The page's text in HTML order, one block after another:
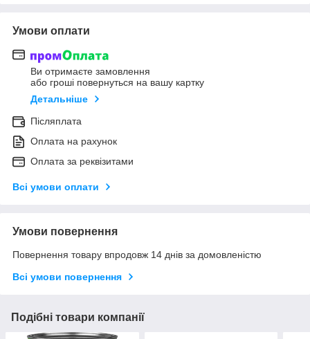
Умови оплати
Ви отримаєте замовлення
або гроші повернуться на вашу картку
Детальніше
Післяплата
Оплата на рахунок
Оплата за реквізитами
Всі умови оплати
Умови повернення
Повернення товару впродовж 14 днів за домовленістю
Всі умови повернення
Подібні товари компанії